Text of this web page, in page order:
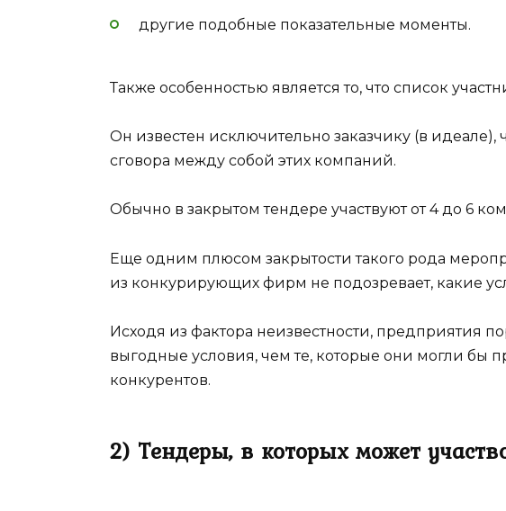
другие подобные показательные моменты.
Также особенностью является то, что список
Он известен исключительно заказчику (в
сговора между собой этих компаний.
Обычно в закрытом тендере участвуют от 4 до 6
Еще одним плюсом закрытости такого рода
из конкурирующих фирм не подозревает, какие
Исходя из фактора неизвестности, предприятия
выгодные условия, чем те, которые они могли бы
конкурентов.
2) Тендеры, в которых может